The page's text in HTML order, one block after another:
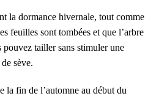
la dormance hivernale, tout comme
feuilles sont tombées et que l’arbre
pouvez tailler sans stimuler une
sève.
la fin de l’automne au début du